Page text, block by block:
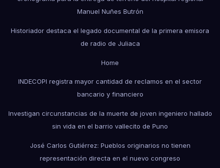
Manuel Nuñes Butrón
Historiador destaca el legado documental de la primera emisora
de radio de Juliaca
Home
INDECOPI registra mayor cantidad de reclamos en el sector
bancario y financiero
Investigan circunstancias de la muerte de joven ingeniero hallado
sin vida en el barrio vallecito de Puno
José Carlos Gutiérrez: Pueblos originarios no tienen
representación directa en el nuevo congreso